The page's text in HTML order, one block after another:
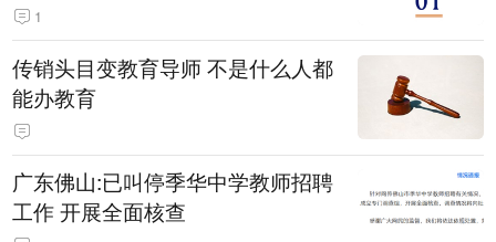
1
传销头目变教育导师 不是什么人都
能办教育
广东佛山:已叫停季华中学教师招聘
工作 开展全面核查